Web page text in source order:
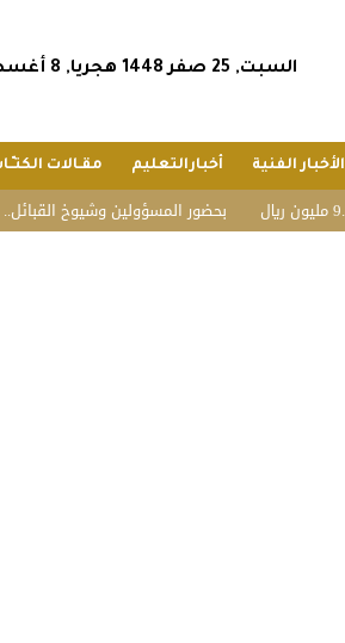
السبت, 25 صفر 1448 هجريا, 8 أغسطس 2026 ميلاديا.
الأخبار الفنية أخبارالتعليم مقـالات
بحضور المسؤولين وشيوخ القبائل.. شاعر